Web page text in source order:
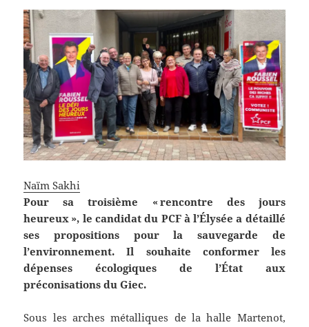
Naïm Sakhi
Pour sa troisième « rencontre des jours
heureux », le candidat du PCF à l’Élysée a détaillé
ses propositions pour la sauvegarde de
l’environnement. Il souhaite conformer les
dépenses écologiques de l’État aux
préconisations du Giec.
Sous les arches métalliques de la halle Martenot,